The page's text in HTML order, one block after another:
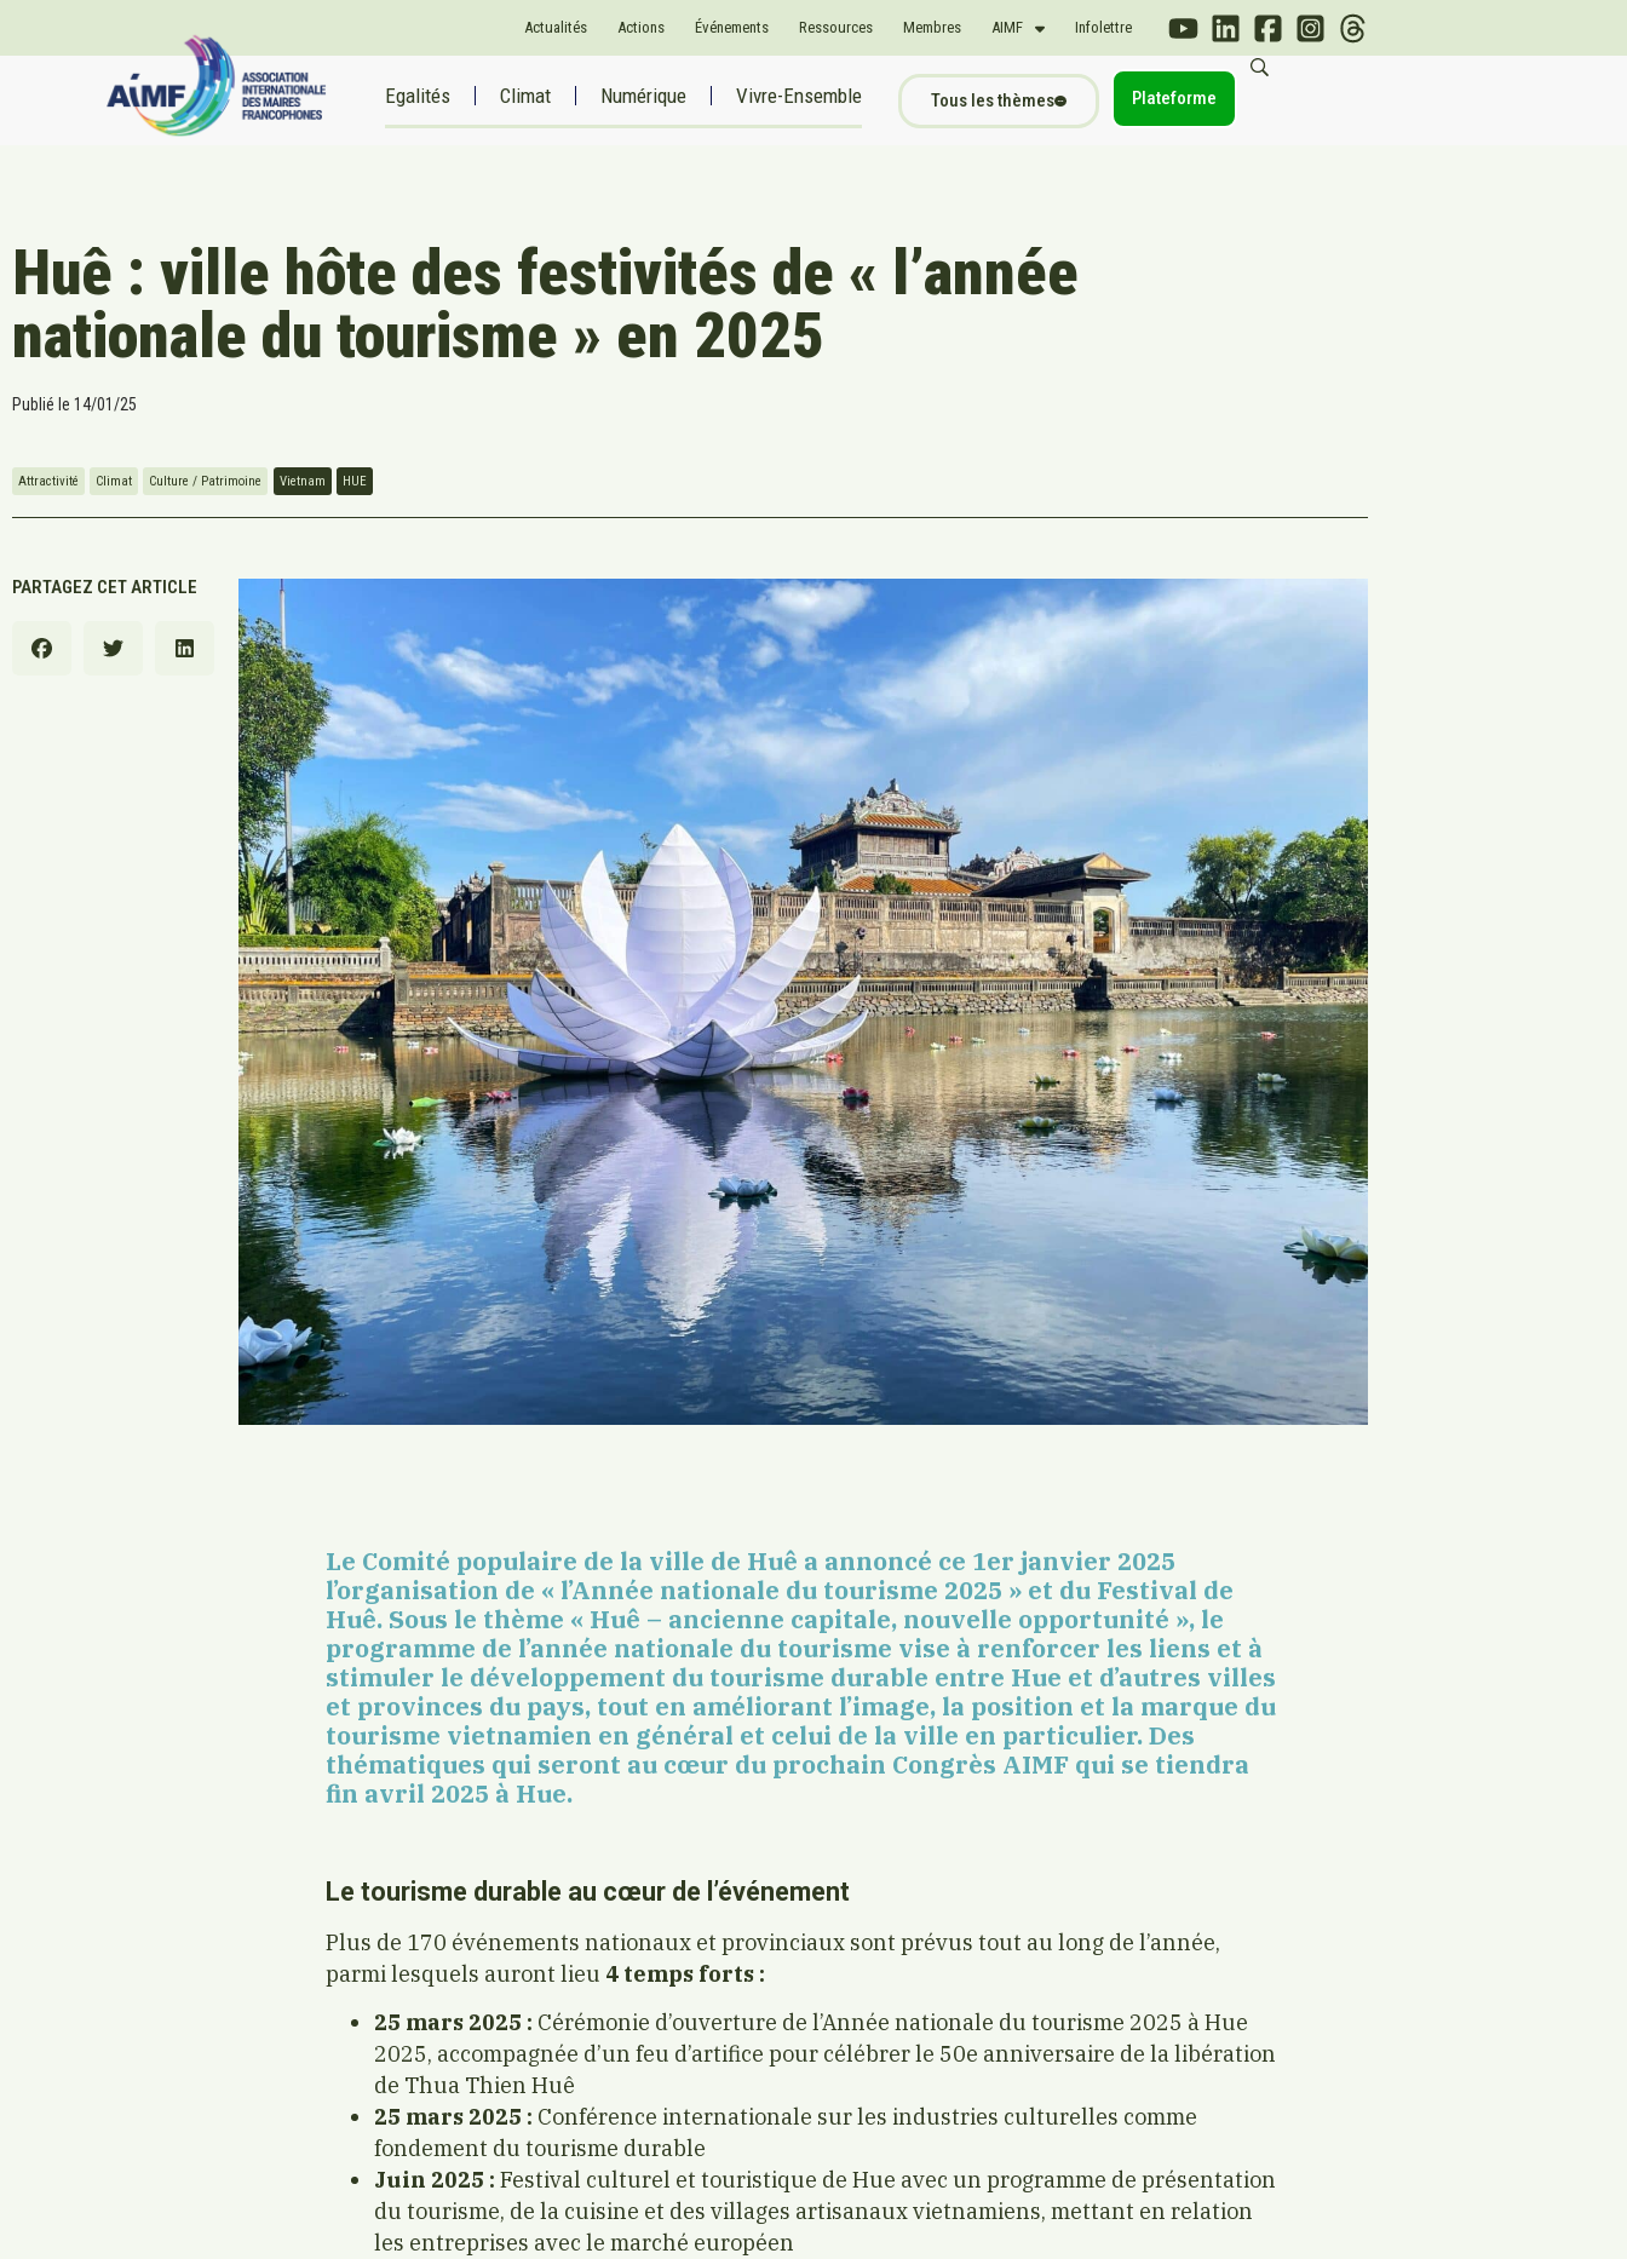
Actualités Actions Événements Ressources Membres AIMF Infolettre
Egalités Climat Numérique Vivre-Ensemble Tous les thèmes Plateforme
Huê : ville hôte des festivités de « l’année
nationale du tourisme » en 2025
Publié le 14/01/25
Attractivité Climat Culture / Patrimoine Vietnam HUE
PARTAGEZ CET ARTICLE
Le Comité populaire de la ville de Huê a annoncé ce 1er janvier 2025
l’organisation de « l’Année nationale du tourisme 2025 » et du Festival de
Huê. Sous le thème « Huê – ancienne capitale, nouvelle opportunité », le
programme de l’année nationale du tourisme vise à renforcer les liens et à
stimuler le développement du tourisme durable entre Hue et d’autres villes
et provinces du pays, tout en améliorant l’image, la position et la marque du
tourisme vietnamien en général et celui de la ville en particulier. Des
thématiques qui seront au cœur du prochain Congrès AIMF qui se tiendra
fin avril 2025 à Hue.
Le tourisme durable au cœur de l’événement
Plus de 170 événements nationaux et provinciaux sont prévus tout au long de l’année,
parmi lesquels auront lieu 4 temps forts :
25 mars 2025 : Cérémonie d’ouverture de l’Année nationale du tourisme 2025 à Hue
2025, accompagnée d’un feu d’artifice pour célébrer le 50e anniversaire de la libération
de Thua Thien Huê
25 mars 2025 : Conférence internationale sur les industries culturelles comme
fondement du tourisme durable
Juin 2025 : Festival culturel et touristique de Hue avec un programme de présentation
du tourisme, de la cuisine et des villages artisanaux vietnamiens, mettant en relation
les entreprises avec le marché européen